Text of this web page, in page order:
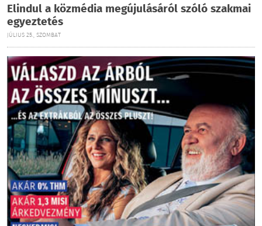
Elindul a közmédia megújulásáról szóló szakmai
egyeztetés
JÚLIUS 25., SZOMBAT